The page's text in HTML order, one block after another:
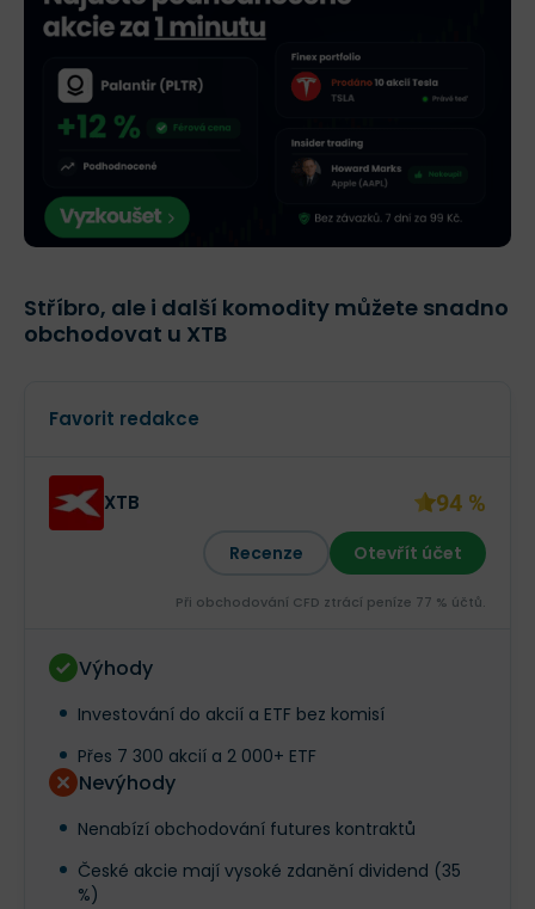
Stříbro, ale i další komodity můžete snadno
obchodovat u XTB
Favorit redakce
XTB 94 %
Recenze Otevřít účet
Při obchodování CFD ztrácí peníze 77 % účtů.
Výhody
Investování do akcií a ETF bez komisí
Přes 7 300 akcií a 2 000+ ETF
Nevýhody
Nenabízí obchodování futures kontraktů
České akcie mají vysoké zdanění dividend (35
%)